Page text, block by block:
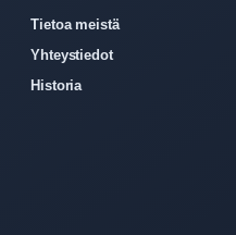
Tietoa meistä
Yhteystiedot
Historia